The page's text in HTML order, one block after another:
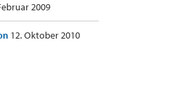
2009
12. Oktober 2010